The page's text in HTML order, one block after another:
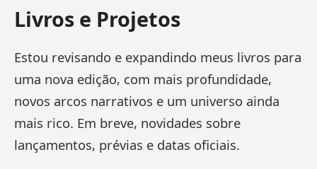
Livros e Projetos
Estou revisando e expandindo meus livros para
uma nova edição, com mais profundidade,
novos arcos narrativos e um universo ainda
mais rico. Em breve, novidades sobre
lançamentos, prévias e datas oficiais.